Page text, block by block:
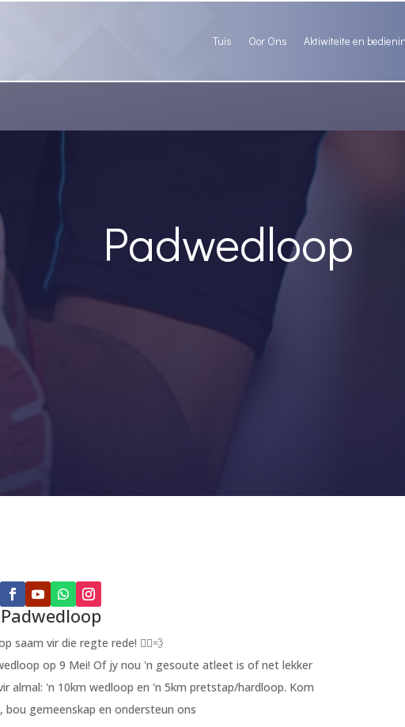
Tuis Oor Ons Aktiwiteite en
Padwedloop
Padwedloop
saam vir die regte rede! 🏃‍♂️💨
op 9 Mei! Of jy nou 'n gesoute atleet is of net lekker
almal: 'n 10km wedloop en 'n 5km pretstap/hardloop. Kom
bou gemeenskap en ondersteun ons